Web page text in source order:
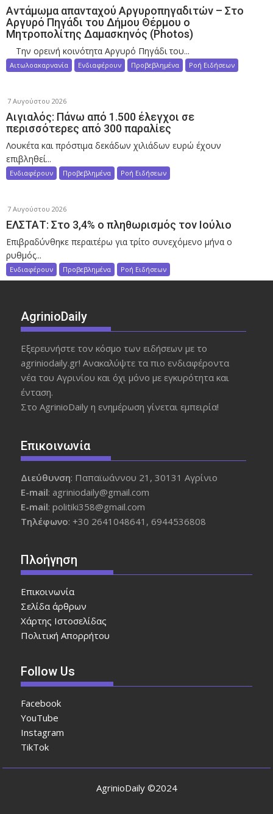
Αντάμωμα απανταχού Αργυροπηγαδιτών – Στο
Αργυρό Πηγάδι του Δήμου Θέρμου ο
Μητροπολίτης Δαμασκηνός (Photos)
Την ορεινή κοινότητα Αργυρό Πηγάδι του...
Αιτωλοακαρνανία Ενδιαφέρουν Προβεβλημένα Ροή Ειδήσεων
7 Αυγούστου 2026
Αιγιαλός: Πάνω από 1.500 έλεγχοι σε
περισσότερες από 300 παραλίες
Λουκέτα και πρόστιμα δεκάδων χιλιάδων ευρώ έχουν
επιβληθεί...
Ενδιαφέρουν Προβεβλημένα Ροή Ειδήσεων
7 Αυγούστου 2026
ΕΛΣΤΑΤ: Στο 3,4% ο πληθωρισμός τον Ιούλιο
Επιβραδύνθηκε περαιτέρω για τρίτο συνεχόμενο μήνα ο
ρυθμός...
Ενδιαφέρουν Προβεβλημένα Ροή Ειδήσεων
AgrinioDaily
Εξερευνήστε τον κόσμο των ειδήσεων με το
agriniodaily.gr! Ανακαλύψτε τα πιο ενδιαφέροντα
νέα του Αγρινίου και όχι μόνο με εγκυρότητα και
ένταση.
Στο AgrinioDaily η ενημέρωση γίνεται εμπειρία!
Επικοινωνία
Διεύθυνση: Παπαϊωάννου 21, 30131 Αγρίνιο
Ε-mail: agriniodaily@gmail.com
Ε-mail: politiki358@gmail.com
Τηλέφωνο: +30 2641048641, 6944536808
Πλοήγηση
Επικοινωνία
Σελίδα άρθρων
Χάρτης Ιστοσελίδας
Πολιτική Απορρήτου
Follow Us
Facebook
YouTube
Instagram
TikTok
AgrinioDaily ©2024